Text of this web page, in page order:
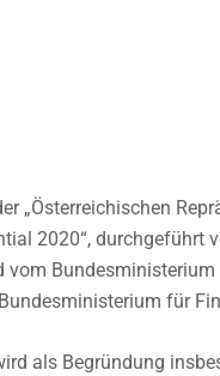
„Österreichischen
2020“, durchgeführt
vom
für
als Begründung